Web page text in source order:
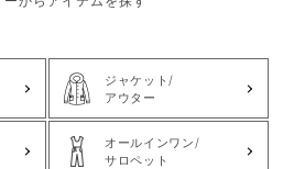
ジャケット/
アウター
オールインワン/
サロペット